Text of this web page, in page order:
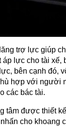
trợ lực giúp
lực cho tài xế,
bên cạnh đó,
hợp với người
các bác tài.
tâm được thiết
cho khoang